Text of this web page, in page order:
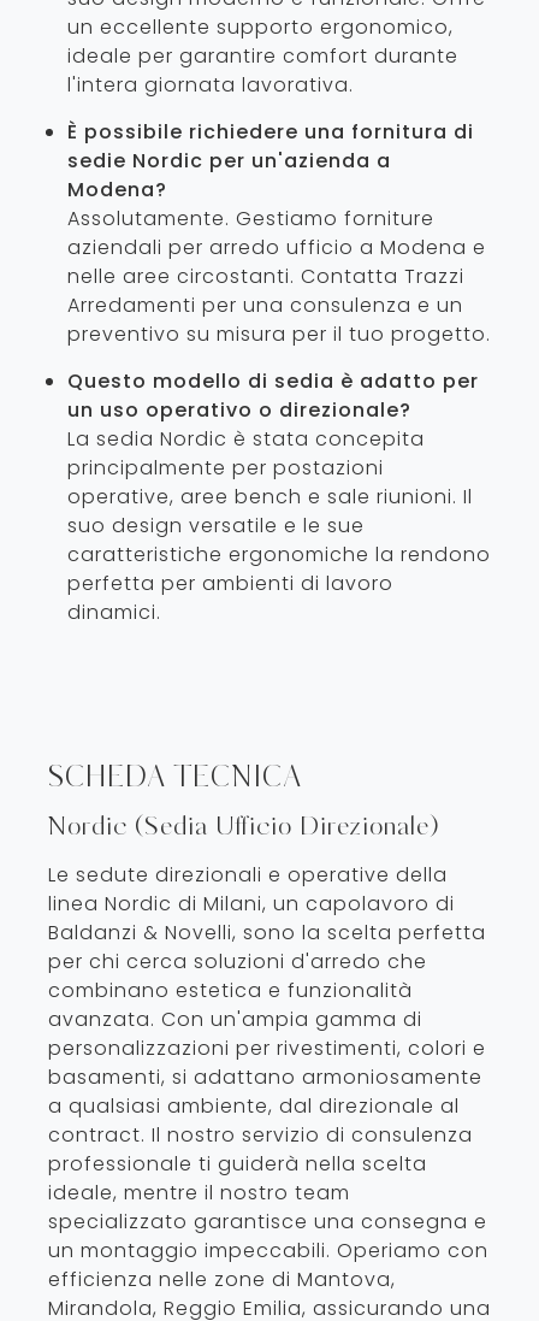
un eccellente supporto ergonomico,
ideale per garantire comfort durante
l'intera giornata lavorativa.
È possibile richiedere una fornitura di
sedie Nordic per un'azienda a
Modena?
Assolutamente. Gestiamo forniture
aziendali per arredo ufficio a Modena e
nelle aree circostanti. Contatta Trazzi
Arredamenti per una consulenza e un
preventivo su misura per il tuo progetto.
Questo modello di sedia è adatto per
un uso operativo o direzionale?
La sedia Nordic è stata concepita
principalmente per postazioni
operative, aree bench e sale riunioni. Il
suo design versatile e le sue
caratteristiche ergonomiche la rendono
perfetta per ambienti di lavoro
dinamici.
SCHEDA TECNICA
Nordic (Sedia Ufficio Direzionale)
Le sedute direzionali e operative della
linea Nordic di Milani, un capolavoro di
Baldanzi & Novelli, sono la scelta perfetta
per chi cerca soluzioni d'arredo che
combinano estetica e funzionalità
avanzata. Con un'ampia gamma di
personalizzazioni per rivestimenti, colori e
basamenti, si adattano armoniosamente
a qualsiasi ambiente, dal direzionale al
contract. Il nostro servizio di consulenza
professionale ti guiderà nella scelta
ideale, mentre il nostro team
specializzato garantisce una consegna e
un montaggio impeccabili. Operiamo con
efficienza nelle zone di Mantova,
Mirandola, Reggio Emilia, assicurando una